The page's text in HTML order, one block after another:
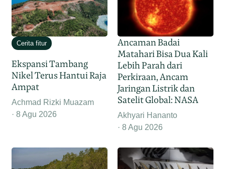
Cerita fitur
Ekspansi Tambang
Nikel Terus Hantui Raja
Ampat
Achmad Rizki Muazam
8 Agu 2026
Ancaman Badai
Matahari Bisa Dua Kali
Lebih Parah dari
Perkiraan, Ancam
Jaringan Listrik dan
Satelit Global: NASA
Akhyari Hananto
8 Agu 2026